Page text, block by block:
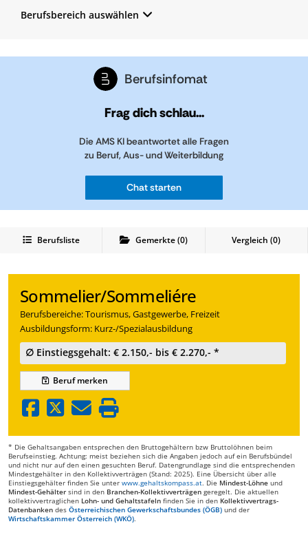
Berufsbereich auswählen
Berufsinfomat
Frag dich schlau...
Die AMS KI beantwortet alle Fragen
zu Beruf, Aus- und Weiterbildung
Chat starten
Berufsliste Gemerkte(0) Vergleich (0)
Sommelier/Sommeliére
Berufsbereiche: Tourismus, Gastgewerbe, Freizeit
Ausbildungsform: Kurz-/Spezialausbildung
∅ Einstiegsgehalt: € 2.150,- bis € 2.270,- *
Berufmerken
* Die Gehaltsangaben entsprechen den Bruttogehältern bzw Bruttolöhnen beim
Berufseinstieg. Achtung: meist beziehen sich die Angaben jedoch auf ein Berufsbündel
und nicht nur auf den einen gesuchten Beruf. Datengrundlage sind die entsprechenden
Mindestgehälter in den Kollektivverträgen (Stand: 2025). Eine Übersicht über alle
Einstiegsgehälter finden Sie unter www.gehaltskompass.at. Die Mindest-Löhne und
Mindest-Gehälter sind in den Branchen-Kollektivverträgen geregelt. Die aktuellen
kollektivvertraglichen Lohn- und Gehaltstafeln finden Sie in den Kollektivvertrags-
Datenbanken des Österreichischen Gewerkschaftsbundes (ÖGB) und der
Wirtschaftskammer Österreich (WKÖ).